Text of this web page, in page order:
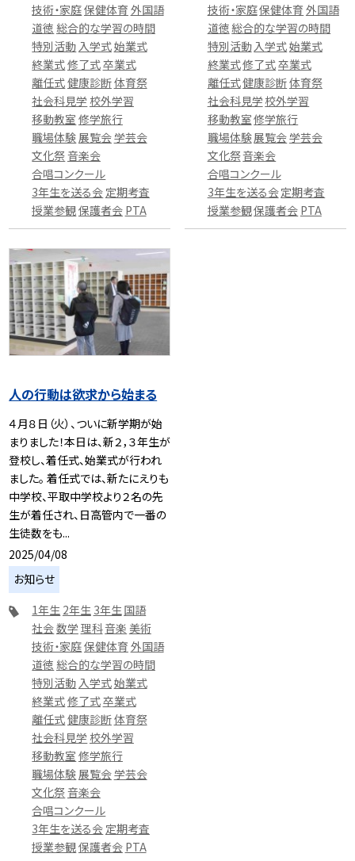
技術・家庭保健体育 外国語
道徳 総合的な学習の時間
特別活動 入学式始業式
終業式修了式卒業式
離任式健康診断体育祭
社会科見学 校外学習
移動教室 修学旅行
職場体験 展覧会学芸会
文化祭音楽会
合唱コンクール
3年生を送る会 定期考査
授業参観保護者会 PTA
技術・家庭保健体育 外国語
道徳総合的な学習の時間
特別活動 入学式始業式
終業式修了式卒業式
離任式健康診断体育祭
社会科見学 校外学習
移動教室修学旅行
職場体験展覧会学芸会
文化祭音楽会
合唱コンクール
3年生を送る会定期考査
授業参観保護者会 PTA
人の行動は欲求から始まる
４月８日（火）、ついに新学期が始
まりました！本日は、新２，３年生が
登校し、着任式、始業式が行われ
ました。 着任式では、新たにえりも
中学校、平取中学校より２名の先
生が着任され、日高管内で一番の
生徒数をも...
2025/04/08
お知らせ
1年生 2年生 3年生 国語
社会数学 理科音楽 美術
技術・家庭保健体育 外国語
道徳 総合的な学習の時間
特別活動 入学式始業式
終業式修了式卒業式
離任式健康診断体育祭
社会科見学 校外学習
移動教室 修学旅行
職場体験 展覧会学芸会
文化祭音楽会
合唱コンクール
3年生を送る会 定期考査
授業参観保護者会 PTA